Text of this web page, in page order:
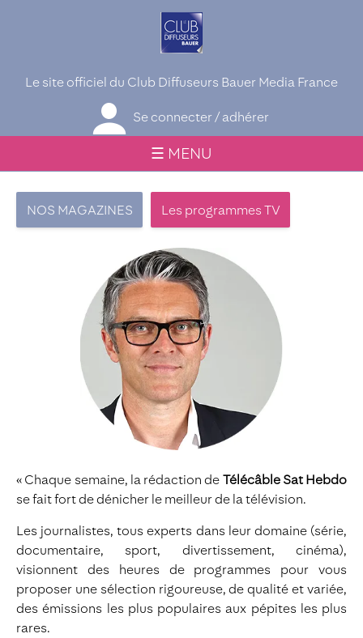
Le site officiel du Club Diffuseurs Bauer Media France
Se connecter / adhérer
☰ MENU
NOS MAGAZINES Les programmes TV
« Chaque semaine, la rédaction de Télécâble Sat Hebdo
se fait fort de dénicher le meilleur de la télévision.
Les journalistes, tous experts dans leur domaine (série,
documentaire, sport, divertissement, cinéma),
visionnent des heures de programmes pour vous
proposer une sélection rigoureuse, de qualité et variée,
des émissions les plus populaires aux pépites les plus
rares.